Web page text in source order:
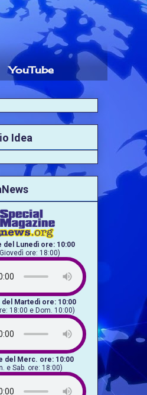
YouTube
Idea
del Lunedì ore: 10:00
ore: 18:00)
Martedì ore: 10:00
18:00 e Dom. 10:00)
del Merc. ore: 10:00
e Sab. ore: 18:00)